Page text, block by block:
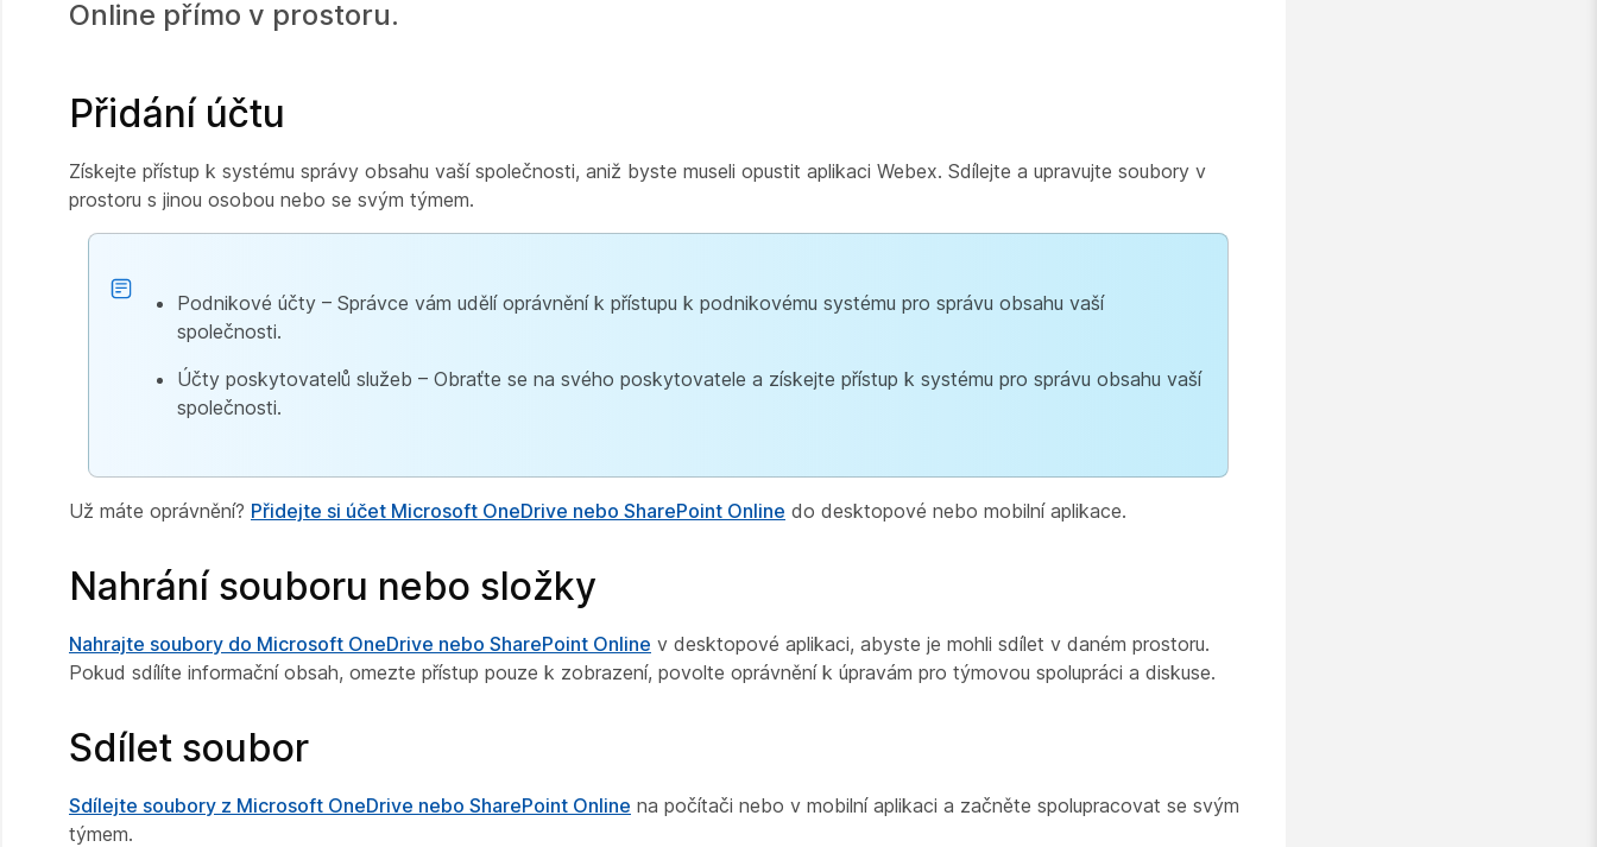
Online přímo v prostoru.
Přidání účtu
Získejte přístup k systému správy obsahu vaší společnosti, aniž byste museli opustit aplikaci Webex. Sdílejte a upravujte soubory v
prostoru s jinou osobou nebo se svým týmem.
Podnikové účty – Správce vám udělí oprávnění k přístupu k podnikovému systému pro správu obsahu vaší
společnosti.
Účty poskytovatelů služeb – Obraťte se na svého poskytovatele a získejte přístup k systému pro správu obsahu vaší
společnosti.
Už máte oprávnění? Přidejte si účet Microsoft OneDrive nebo SharePoint Online do desktopové nebo mobilní aplikace.
Nahrání souboru nebo složky
Nahrajte soubory do Microsoft OneDrive nebo SharePoint Online v desktopové aplikaci, abyste je mohli sdílet v daném prostoru.
Pokud sdílíte informační obsah, omezte přístup pouze k zobrazení, povolte oprávnění k úpravám pro týmovou spolupráci a diskuse.
Sdílet soubor
Sdílejte soubory z Microsoft OneDrive nebo SharePoint Online na počítači nebo v mobilní aplikaci a začněte spolupracovat se svým
týmem.